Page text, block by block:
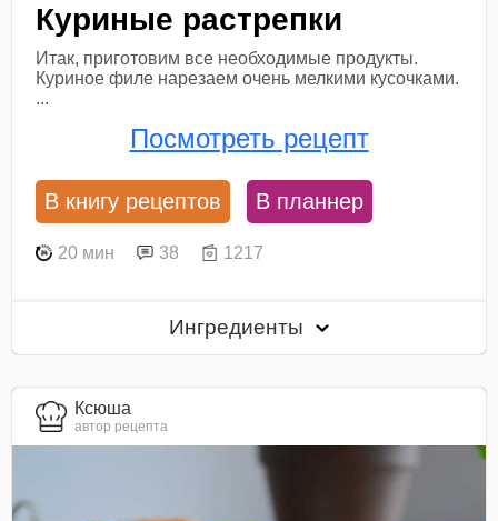
Куриные растрепки
Итак, приготовим все необходимые продукты.
Куриное филе нарезаем очень мелкими кусочками.
...
Посмотреть рецепт
В книгу рецептов В планнер
20 мин 38 1217
Ингредиенты
Ксюша
автор рецепта